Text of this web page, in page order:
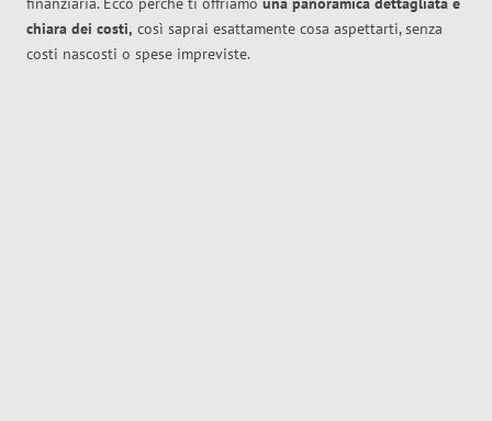
chiara dei costi, così saprai esattamente cosa aspettarti, senza
costi nascosti o spese impreviste.